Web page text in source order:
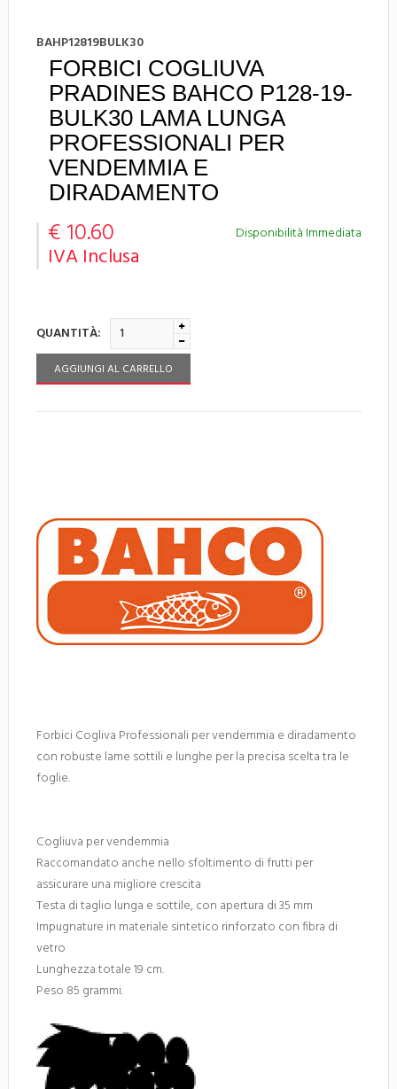
BAHP12819BULK30
FORBICI COGLIUVA
PRADINES BAHCO P128-19-
BULK30 LAMA LUNGA
PROFESSIONALI PER
VENDEMMIA E
DIRADAMENTO
Disponibilità Immediata
€ 10.60
IVA Inclusa
QUANTITÀ:
AGGIUNGI AL CARRELLO
Forbici Cogliva Professionali per vendemmia e diradamento
con robuste lame sottili e lunghe per la precisa scelta tra le
foglie.
Cogliuva per vendemmia
Raccomandato anche nello sfoltimento di frutti per
assicurare una migliore crescita
Testa di taglio lunga e sottile, con apertura di 35 mm
Impugnature in materiale sintetico rinforzato con fibra di
vetro
Lunghezza totale 19 cm.
Peso 85 grammi.